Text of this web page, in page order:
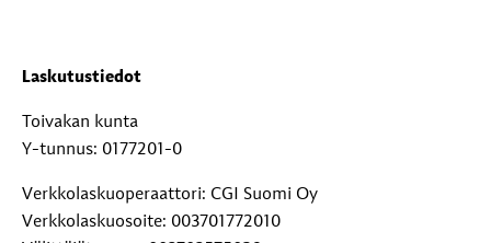
Laskutustiedot
Toivakan kunta
Y-tunnus: 0177201-0
Verkkolaskuoperaattori: CGI Suomi Oy
Verkkolaskuosoite: 003701772010